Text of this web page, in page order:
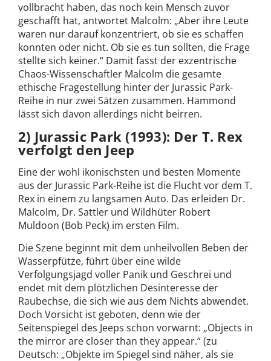
vollbracht haben, das noch kein Mensch zuvor
geschafft hat, antwortet Malcolm: „Aber ihre Leute
waren nur darauf konzentriert, ob sie es schaffen
konnten oder nicht. Ob sie es tun sollten, die Frage
stellte sich keiner.“ Damit fasst der exzentrische
Chaos-Wissenschaftler Malcolm die gesamte
ethische Fragestellung hinter der Jurassic Park-
Reihe in nur zwei Sätzen zusammen. Hammond
lässt sich davon allerdings nicht beirren.
2) Jurassic Park (1993): Der T. Rex
verfolgt den Jeep
Eine der wohl ikonischsten und besten Momente
aus der Jurassic Park-Reihe ist die Flucht vor dem T.
Rex in einem zu langsamen Auto. Das erleiden Dr.
Malcolm, Dr. Sattler und Wildhüter Robert
Muldoon (Bob Peck) im ersten Film.
Die Szene beginnt mit dem unheilvollen Beben der
Wasserpfütze, führt über eine wilde
Verfolgungsjagd voller Panik und Geschrei und
endet mit dem plötzlichen Desinteresse der
Raubechse, die sich wie aus dem Nichts abwendet.
Doch Vorsicht ist geboten, denn wie der
Seitenspiegel des Jeeps schon vorwarnt: „Objects in
the mirror are closer than they appear.“ (zu
Deutsch: „Objekte im Spiegel sind näher, als sie